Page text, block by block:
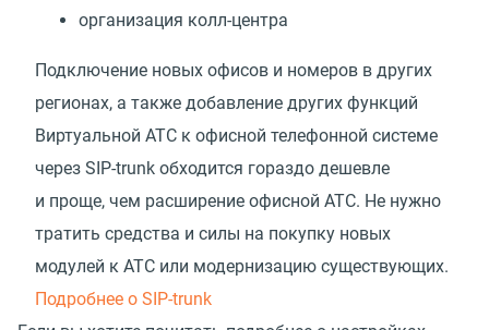
организация колл-центра
Подключение новых офисов и номеров в других
регионах, а также добавление других функций
Виртуальной АТС к офисной телефонной системе
через SIP-trunk обходится гораздо дешевле
и проще, чем расширение офисной АТС. Не нужно
тратить средства и силы на покупку новых
модулей к АТС или модернизацию существующих.
Подробнее о SIP-trunk